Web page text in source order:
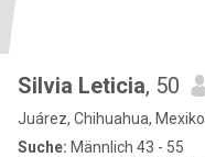
Silvia Leticia, 50
Juárez, Chihuahua, Mexiko
Suche: Männlich 43 - 55